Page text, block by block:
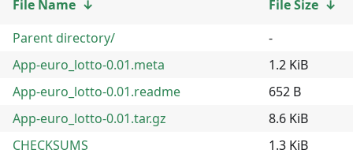
File Name ↓ File Size ↓
Parent directory/
-
App-euro_lotto-0.01.meta
1.2 KiB
App-euro_lotto-0.01.readme
652 B
App-euro_lotto-0.01.tar.gz
8.6 KiB
CHECKSUMS
1.3 KiB